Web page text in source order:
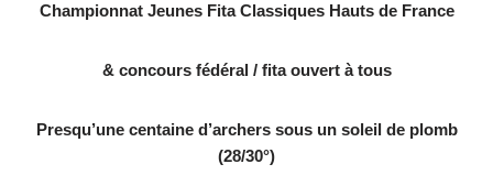
Championnat Jeunes Fita Classiques Hauts de France
& concours fédéral / fita ouvert à tous
Presqu’une centaine d’archers sous un soleil de plomb
(28/30°)